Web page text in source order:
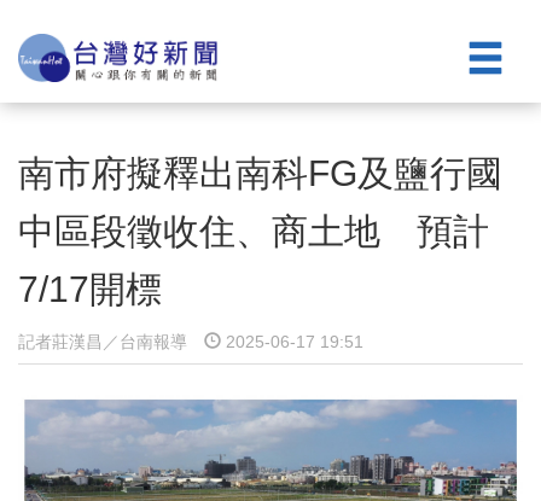
南市府擬釋出南科FG及鹽行國
中區段徵收住、商土地 預計
7/17開標
記者莊漢昌／台南報導 2025-06-17 19:51